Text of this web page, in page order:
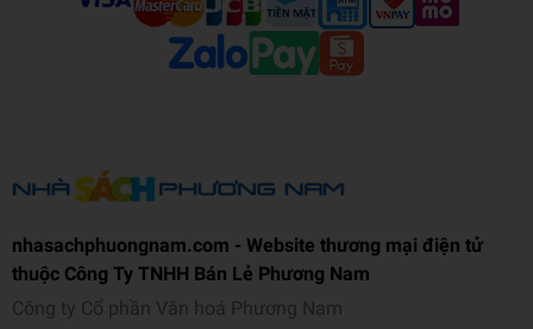
nhasachphuongnam.com - Website thương mại điện tử
thuộc Công Ty TNHH Bán Lẻ Phương Nam
Công ty Cổ phần Văn hoá Phương Nam